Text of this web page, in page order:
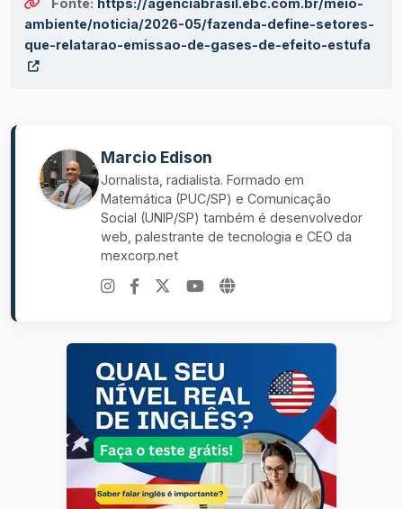
Fonte: https://agenciabrasil.ebc.com.br/meio-
ambiente/noticia/2026-05/fazenda-define-setores-
que-relatarao-emissao-de-gases-de-efeito-estufa
Marcio Edison
Jornalista, radialista. Formado em
Matemática (PUC/SP) e Comunicação
Social (UNIP/SP) também é desenvolvedor
web, palestrante de tecnologia e CEO da
mexcorp.net